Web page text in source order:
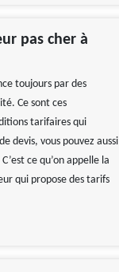
pas cher à
toujours par des
Ce sont ces
tarifaires qui
devis, vous pouvez aussi
ce qu’on appelle la
qui propose des tarifs